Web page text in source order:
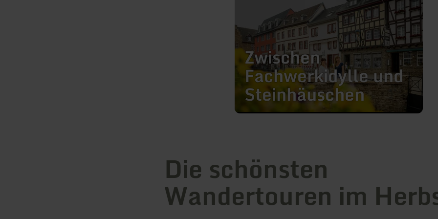
Zwischen
Fachwerkidylle und
Steinhäuschen
Fachwerkidylle
und
Steinhäuschen
Die schönsten
Wandertouren im